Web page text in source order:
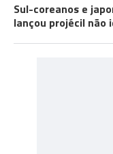
Sul-coreanos e
lançou projécil não